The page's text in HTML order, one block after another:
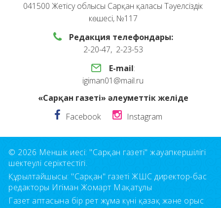
041500 Жетісу облысы Сарқан қаласы Тәуелсіздік
көшесі, №117
Редакция телефондары:
2-20-47, 2-23-53
E-mail:
igiman01@mail.ru
«Сарқан газеті» әлеуметтік желіде
Facebook
Instagram
© 2026 Меншік иесі: "Сарқан газеті" жауапкершілігі
шектеулі серіктестігі.
Құрылтайшысы: "Сарқан" газеті ЖШС директор-бас
редакторы Игіман Жомарт Мақатұлы
Газет аптасына бір рет жұма күні қазақ және орыс